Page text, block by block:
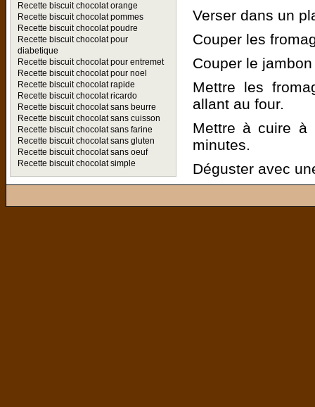
Recette biscuit chocolat orange
Recette biscuit chocolat pommes
Recette biscuit chocolat poudre
Recette biscuit chocolat pour
diabetique
Recette biscuit chocolat pour entremet
Recette biscuit chocolat pour noel
Recette biscuit chocolat rapide
Recette biscuit chocolat ricardo
Recette biscuit chocolat sans beurre
Recette biscuit chocolat sans cuisson
Recette biscuit chocolat sans farine
Recette biscuit chocolat sans gluten
Recette biscuit chocolat sans oeuf
Recette biscuit chocolat simple
Verser dans un
Couper les
Couper le
Mettre les
allant au four.
Mettre à cuire à
minutes.
Déguster avec